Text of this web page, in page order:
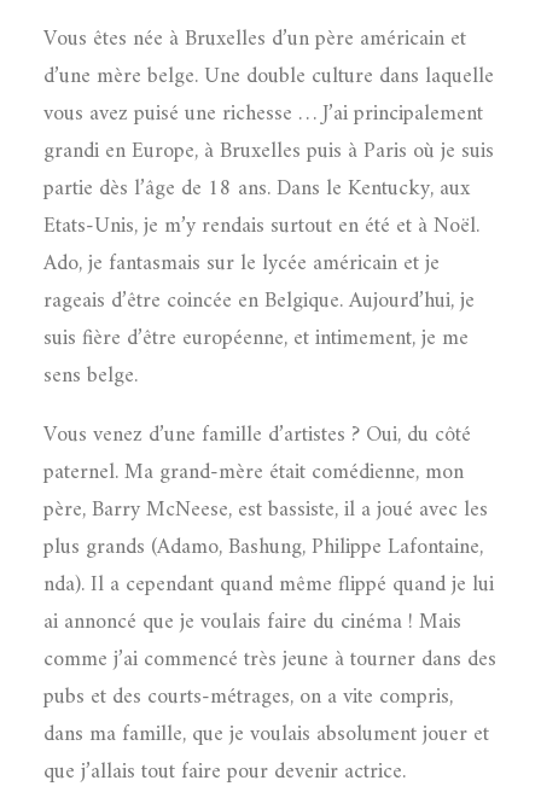
Vous êtes née à Bruxelles d’un père américain et
d’une mère belge. Une double culture dans laquelle
vous avez puisé une richesse … J’ai principalement
grandi en Europe, à Bruxelles puis à Paris où je suis
partie dès l’âge de 18 ans. Dans le Kentucky, aux
Etats-Unis, je m’y rendais surtout en été et à Noël.
Ado, je fantasmais sur le lycée américain et je
rageais d’être coincée en Belgique. Aujourd’hui, je
suis fière d’être européenne, et intimement, je me
sens belge.
Vous venez d’une famille d’artistes ? Oui, du côté
paternel. Ma grand-mère était comédienne, mon
père, Barry McNeese, est bassiste, il a joué avec les
plus grands (Adamo, Bashung, Philippe Lafontaine,
nda). Il a cependant quand même flippé quand je lui
ai annoncé que je voulais faire du cinéma ! Mais
comme j’ai commencé très jeune à tourner dans des
pubs et des courts-métrages, on a vite compris,
dans ma famille, que je voulais absolument jouer et
que j’allais tout faire pour devenir actrice.